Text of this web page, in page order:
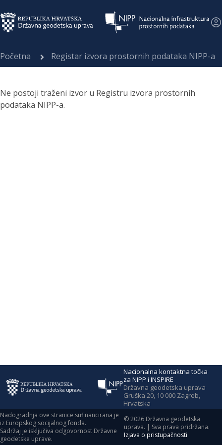
Početna Registar izvora prostornih podataka NIPP-a
Ne postoji traženi izvor u Registru izvora prostornih
podataka NIPP-a.
Nacionalna kontaktna točka
za NIPP i INSPIRE
Državna geodetska uprava
Gruška 20, 10 000 Zagreb,
Hrvatska
Nadogradnja ove stranice sufinancirana je
iz Europskog socijalnog fonda.
Sadržaj je isključiva odgovornost Državne
geodetske uprave.
©2026 Državna geodetska
uprava. | Sva prava pridržana.
Izjava o pristupačnosti